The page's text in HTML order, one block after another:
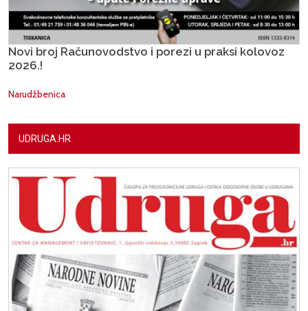
Novi broj Računovodstvo i porezi u praksi kolovoz
2026.!
Narudžbenica
UDRUGA.HR